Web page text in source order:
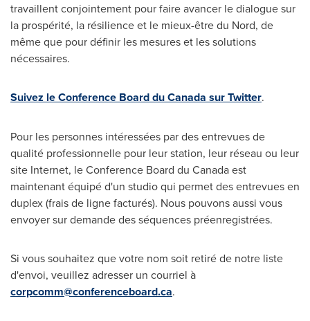
travaillent conjointement pour faire avancer le dialogue sur
la prospérité, la résilience et le mieux-être du Nord, de
même que pour définir les mesures et les solutions
nécessaires.
Suivez le Conference Board duCanada sur Twitter.
Pour les personnes intéressées par des entrevues de
qualité professionnelle pour leur station, leur réseau ou leur
site Internet, le Conference Board du Canadaest
maintenant équipé d'un studio qui permet des entrevues en
duplex (frais de ligne facturés). Nous pouvons aussi vous
envoyer sur demande des séquences préenregistrées.
Si vous souhaitez que votre nom soit retiré de notre liste
d'envoi, veuillez adresser un courriel à
corpcomm@conferenceboard.ca.